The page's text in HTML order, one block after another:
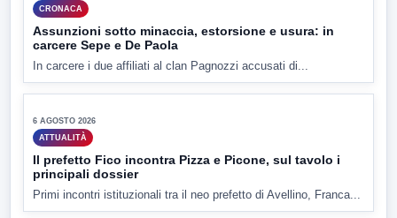
CRONACA
Assunzioni sotto minaccia, estorsione e usura: in
carcere Sepe e De Paola
In carcere i due affiliati al clan Pagnozzi accusati di...
▶
6 AGOSTO 2026
ATTUALITÀ
Il prefetto Fico incontra Pizza e Picone, sul tavolo i
principali dossier
Primi incontri istituzionali tra il neo prefetto di Avellino, Franca...
▶